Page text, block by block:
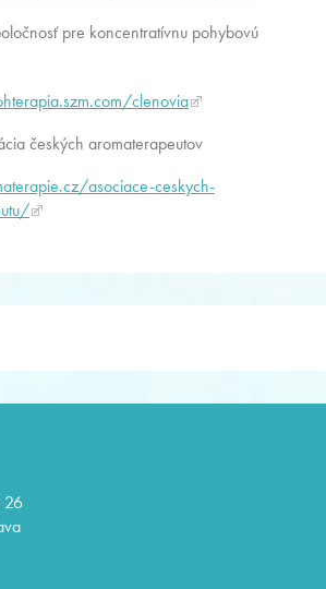
pre koncentratívnu pohybovú
clenovia
českých aromaterapeutov
asociace-ceskych-
26